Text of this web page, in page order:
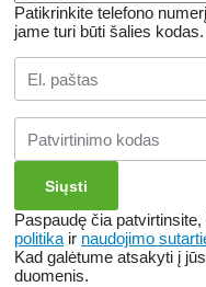
Patikrinkite telefono
jame turi būti šalies kodas.
Paspaudę čia
politika ir naudojimo
Kad galėtume atsakyti į
duomenis.